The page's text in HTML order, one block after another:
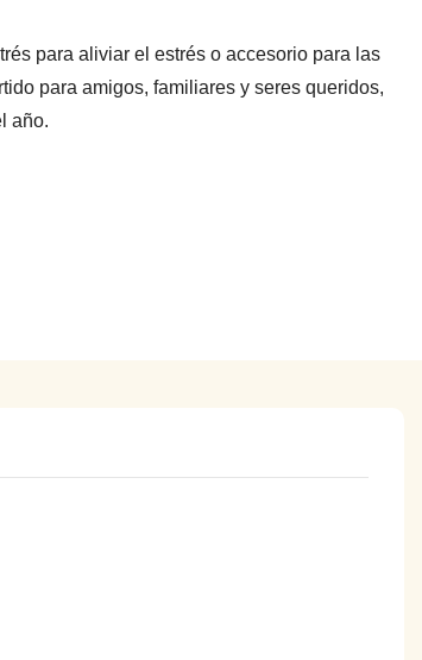
para aliviar el estrés o accesorio para las
para amigos, familiares y seres queridos,
año.